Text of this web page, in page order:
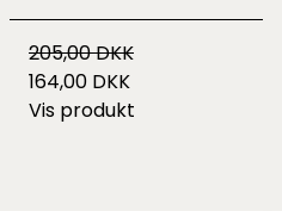
205,00 DKK
164,00 DKK
Vis produkt